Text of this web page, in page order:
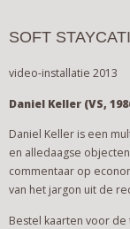
SOFT
video-installatie 2013
Daniel Keller (VS,
Daniel Keller is een
en alledaagse
commentaar op
van het jargon uit de
Bestel kaarten voor